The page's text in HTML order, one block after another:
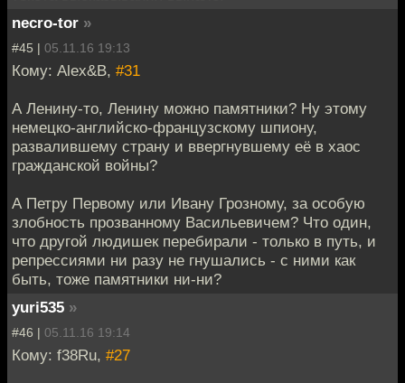
necro-tor »
#45 | 05.11.16 19:13
Кому: Alex&B, #31
А Ленину-то, Ленину можно памятники? Ну этому
немецко-английско-французскому шпиону,
развалившему страну и ввергнувшему её в хаос
гражданской войны?
А Петру Первому или Ивану Грозному, за особую
злобность прозванному Васильевичем? Что один,
что другой людишек перебирали - только в путь, и
репрессиями ни разу не гнушались - с ними как
быть, тоже памятники ни-ни?
yuri535 »
#46 | 05.11.16 19:14
Кому: f38Ru, #27